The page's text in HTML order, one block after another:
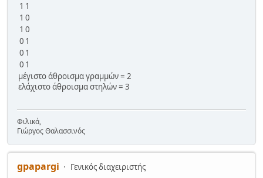
1 1
1 0
1 0
0 1
0 1
0 1
μέγιστο άθροισμα γραμμών = 2
ελάχιστο άθροισμα στηλών = 3
Φιλικά,
Γιώργος Θαλασσινός
gpapargi
Γενικός διαχειριστής